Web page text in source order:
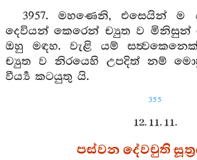
3957. මහණෙනි, එසෙයින්
දෙවියන් කෙරෙන් ච්‍යුත ව මිනිසුන්
ඔහු මඳහ. වැළි යම්
ච්‍යුත ව නිරයෙහි උපදිත් නම්
වීර්‍ය්‍ය කටයුතු යි.
355
12. 11. 11.
පස්වන දේවචුති